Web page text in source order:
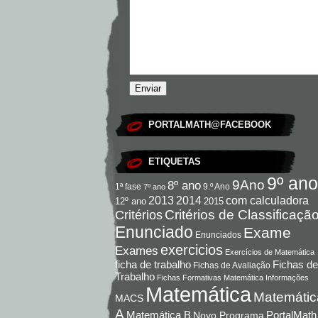
PORTALMATH@FACEBOOK
ETIQUETAS
1ª fase 7º ano 8º ano 9.º Ano 9Ano 9º ano
12º ano 2013 2014 2015 com calculadora
Critérios Critérios de
Enunciado Enunciados Exame
Exames exercicios Exercícios de Matemática
ficha de trabalho Fichas de Avaliação Fichas de
Trabalho Fichas Formativas Matemática Informações
MACS Matemática
A Matemática B Novo Programa PortalMath